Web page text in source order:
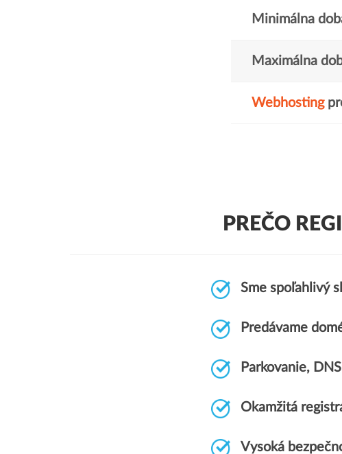
Minimálna
Maximálna
Webhosting
PREČO
Sme spoľahlivý
Predávame
Parkovanie,
Okamžitá
Vysoká